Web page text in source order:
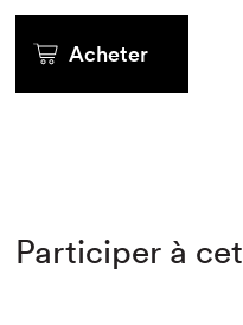
Acheter
Participer à